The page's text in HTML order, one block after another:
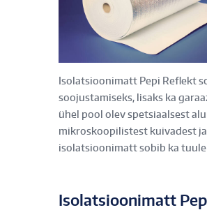
Isolatsioonimatt Pepi Reflekt
soojustamiseks, lisaks ka
ühel pool olev spetsiaalsest
mikroskoopilistest kuivadest
isolatsioonimatt sobib ka
Isolatsioonimatt